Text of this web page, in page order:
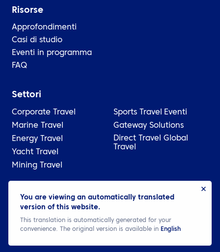
You are viewing an automatically translated
version of this website.
This translation is automatically generated for your
convenience. The original version is available in English
Risorse
Approfondimenti
Casi di studio
Eventi in programma
FAQ
Settori
Corporate Travel
Marine Travel
Energy Travel
Yacht Travel
Mining Travel
Sports Travel
Eventi
Gateway Solutions
Direct Travel Global
Travel
© 2026 ATPI
Legale
Informativa sulla privacy